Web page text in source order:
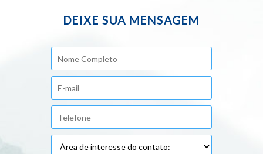
DEIXE SUA MENSAGEM